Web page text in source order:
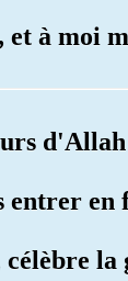
et à moi
entrer